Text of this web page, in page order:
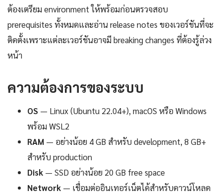
ต้องเตรียม environment ให้พร้อมก่อนตรวจสอบ
prerequisites ทั้งหมดและอ่าน release notes ของเวอร์ชันที่จะ
ติดตั้งเพราะแต่ละเวอร์ชันอาจมี breaking changes ที่ต้องรู้ล่วง
หน้า
ความต้องการของระบบ
OS — Linux (Ubuntu 22.04+), macOS หรือ Windows
พร้อม WSL2
RAM — อย่างน้อย 4 GB สำหรับ development, 8 GB+
สำหรับ production
Disk — SSD อย่างน้อย 20 GB free space
Network — เชื่อมต่ออินเทอร์เน็ตได้สำหรับดาวน์โหลด